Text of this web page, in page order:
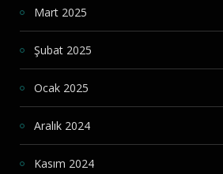
Mart 2025
Şubat 2025
Ocak 2025
Aralık 2024
Kasım 2024